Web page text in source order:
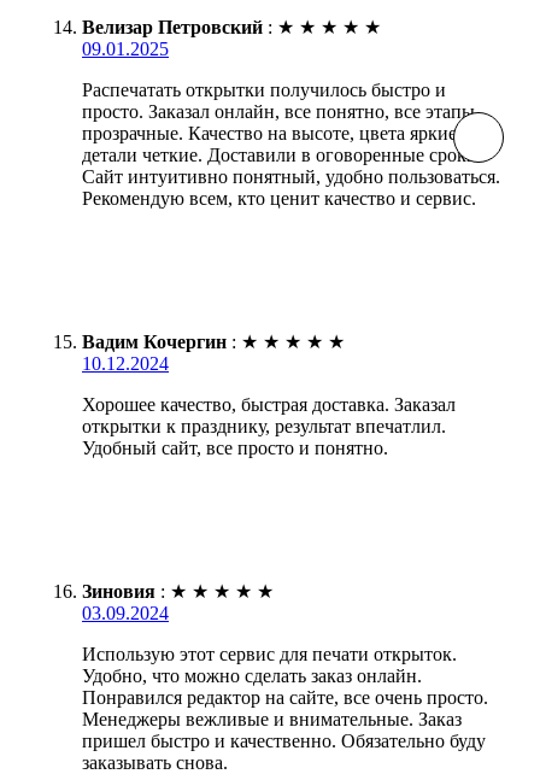
Велизар Петровский : ★ ★ ★ ★ ★
09.01.2025
Распечатать открытки получилось быстро и
просто. Заказал онлайн, все понятно, все этапы
прозрачные. Качество на высоте, цвета яркие,
детали четкие. Доставили в оговоренные сроки.
Сайт интуитивно понятный, удобно пользоваться.
Рекомендую всем, кто ценит качество и сервис.
Вадим Кочергин : ★ ★ ★ ★ ★
10.12.2024
Хорошее качество, быстрая доставка. Заказал
открытки к празднику, результат впечатлил.
Удобный сайт, все просто и понятно.
Зиновия : ★ ★ ★ ★ ★
03.09.2024
Использую этот сервис для печати открыток.
Удобно, что можно сделать заказ онлайн.
Понравился редактор на сайте, все очень просто.
Менеджеры вежливые и внимательные. Заказ
пришел быстро и качественно. Обязательно буду
заказывать снова.